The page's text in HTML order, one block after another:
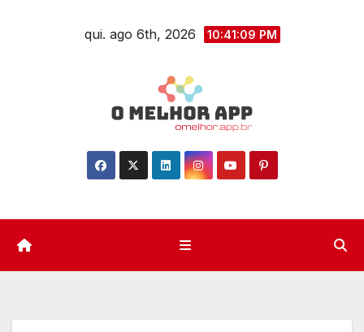
qui. ago 6th, 2026 10:41:10 PM